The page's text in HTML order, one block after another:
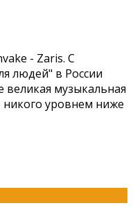
- Zaris. С
людей" в России
музыкальная
никого уровнем ниже